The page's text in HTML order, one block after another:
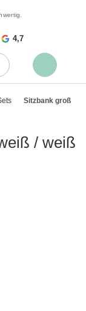
4,7
Sitzbank groß
/ weiß